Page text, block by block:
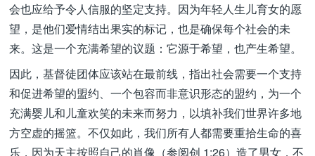
会也应给予令人信服的坚定支持。因为年轻人生儿育女的愿
望，是他们爱情结出果实的标记，也是确保每个社会的未
来。这是一个充满希望的议题：它源于希望，也产生希望。
因此，基督徒团体应该站在最前线，指出社会需要一个支持
和促进希望的盟约、一个包容而非意识形态的盟约，为一个
充满婴儿和儿童欢笑的未来而努力，以填补我们世界许多地
方空虚的摇篮。不仅如此，我们所有人都需要重拾生命的喜
乐，因为天主按照自己的肖像（参阅创 1:26）造了男女，不